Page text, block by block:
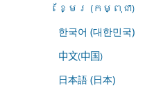
ខ្មែរ (កម្ពុជា)
한국어 (대한민국)
中文(中国)
日本語 (日本)